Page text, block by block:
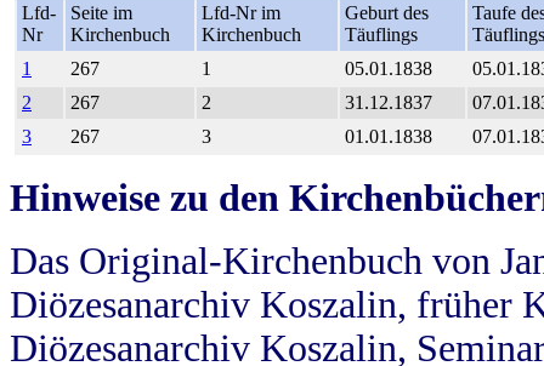
Lfd-
Nr
Seite im
Kirchenbuch
Lfd-Nr im
Kirchenbuch
Geburt des
Täuflings
Taufe
Täuflings
1
267 1 05.01.1838
2
267 2 31.12.1837
3
267 3 01.01.1838
Hinweise zu den
Das Original-Kirchenbuch von
Diözesanarchiv Koszalin, früher
Diözesanarchiv Koszalin,